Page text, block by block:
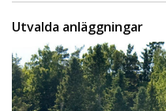
Utvalda anläggningar